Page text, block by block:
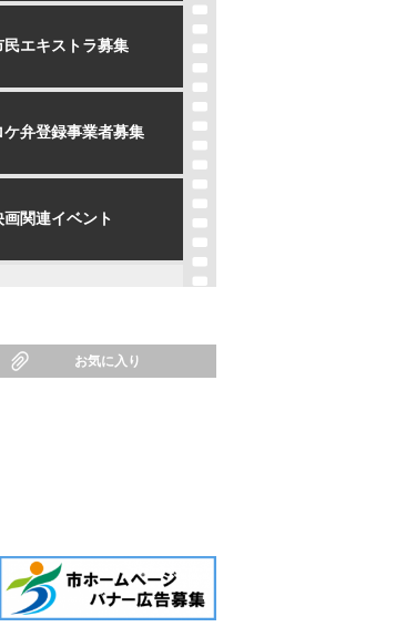
民エキストラ募集
ケ弁登録事業者募集
画関連イベント
お気に入り